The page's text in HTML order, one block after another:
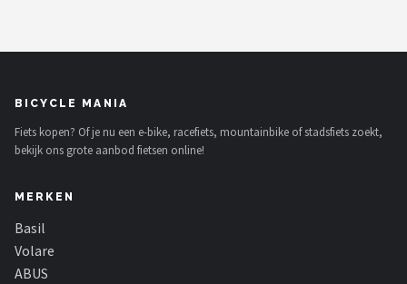
BICYCLE MANIA
Fiets kopen? Of je nu een e-bike, racefiets, mountainbike of stadsfiets zoekt,
bekijk ons grote aanbod fietsen online!
MERKEN
Basil
Volare
ABUS